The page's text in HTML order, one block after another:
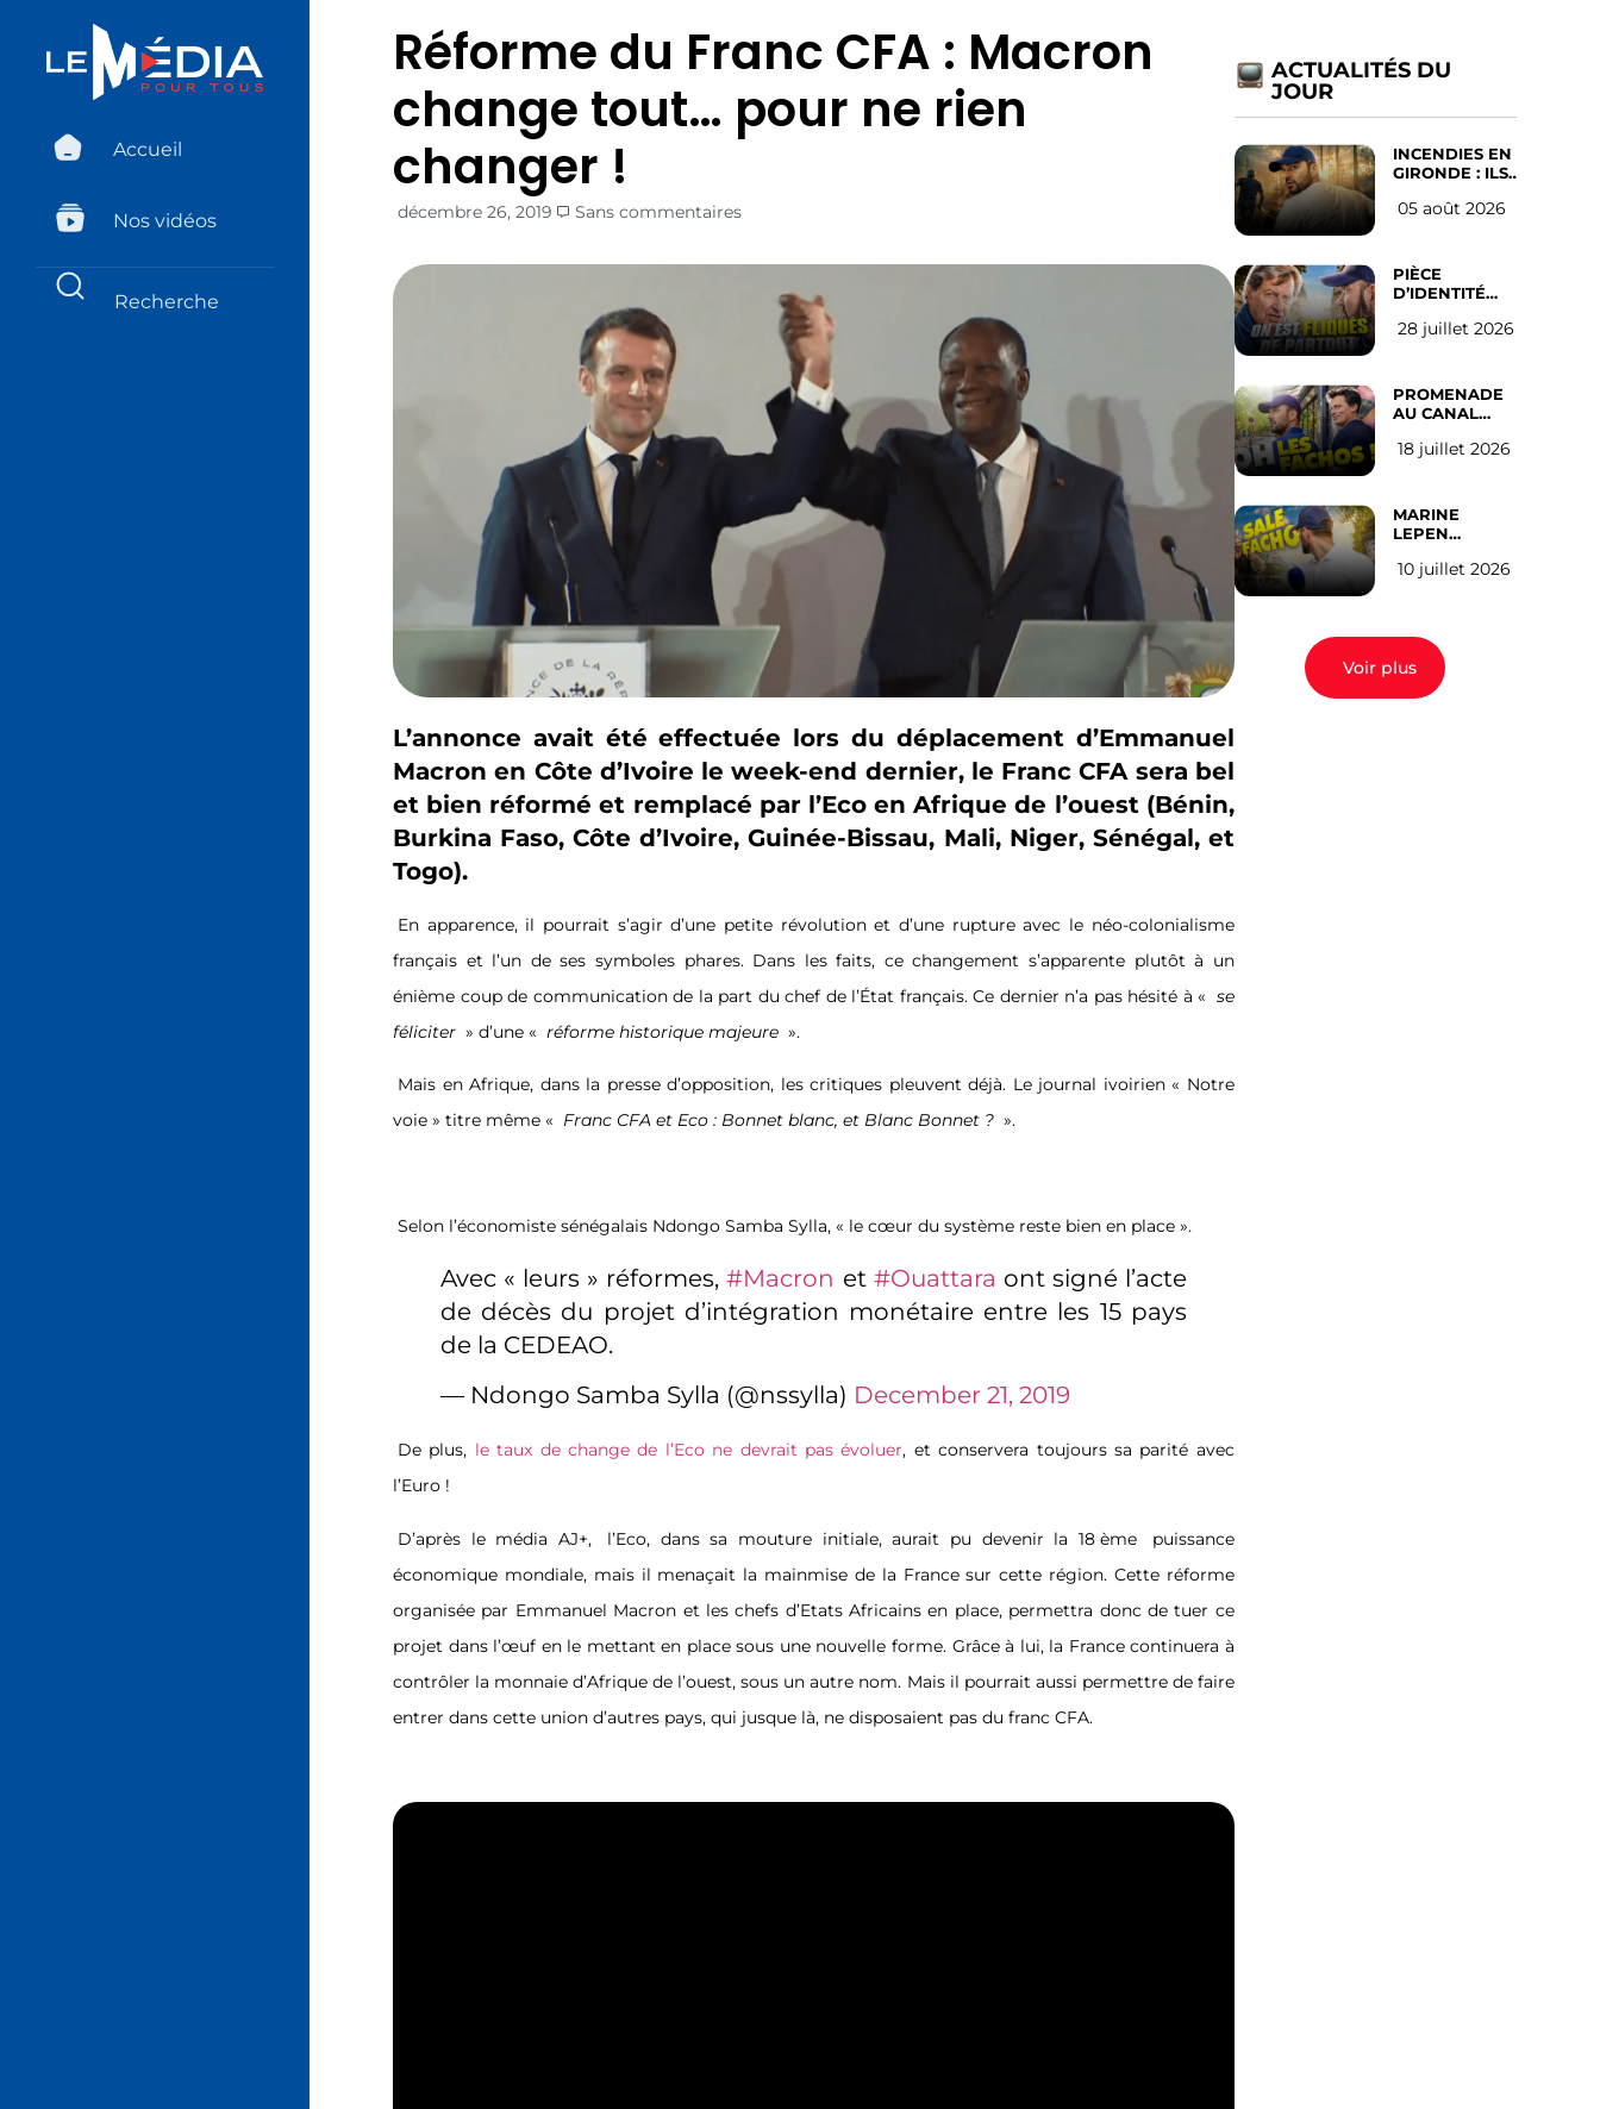
Accueil
Nos vidéos
Réforme du Franc CFA : Macron
change tout… pour ne rien
changer !
décembre 26, 2019 Sans commentaires
L’annonce avait été effectuée lors du déplacement d’Emmanuel
Macron en Côte d’Ivoire le week-end dernier, le Franc CFA sera bel
et bien réformé et remplacé par l’Eco en Afrique de l’ouest (Bénin,
Burkina Faso, Côte d’Ivoire, Guinée-Bissau, Mali, Niger, Sénégal, et
Togo).
En apparence, il pourrait s’agir d’une petite révolution et d’une rupture avec le néo-colonialisme
français et l’un de ses symboles phares. Dans les faits, ce changement s’apparente plutôt à un
énième coup de communication de la part du chef de l’État français. Ce dernier n’a pas hésité à « se
féliciter » d’une « réforme historique majeure ».
Mais en Afrique, dans la presse d’opposition, les critiques pleuvent déjà. Le journal ivoirien « Notre
voie » titre même « Franc CFA et Eco : Bonnet blanc, et Blanc Bonnet ? ».
Selon l’économiste sénégalais Ndongo Samba Sylla, « le cœur du système reste bien en place ».
Avec « leurs » réformes,#Macron et #Ouattara ont signé l’acte
de décès du projet d’intégration monétaire entre les 15 pays
de la CEDEAO.
— Ndongo Samba Sylla (@nssylla) December 21, 2019
De plus, le taux de change de l’Eco ne devrait pas évoluer, et conservera toujours sa parité avec
l’Euro !
D’après le média AJ+, l’Eco, dans sa mouture initiale, aurait pu devenir la 18 ème
puissance
économique mondiale, mais il menaçait la mainmise de la France sur cette région. Cette réforme
organisée par Emmanuel Macron et les chefs d’Etats Africains en place, permettra donc de tuer ce
projet dans l’œuf en le mettant en place sous une nouvelle forme. Grâce à lui, la France continuera à
contrôler la monnaie d’Afrique de l’ouest, sous un autre nom. Mais il pourrait aussi permettre de faire
entrer dans cette union d’autres pays, qui jusque là, ne disposaient pas du franc CFA.
ACTUALITÉS DU
JOUR
INCENDIES EN
GIRONDE : ILS
D’ABANDONNER
05 août 2026
PIÈCE
D’IDENTITÉ
SUR LES
l’avis des
Français
28 juillet 2026
PROMENADE
AU CANAL
(les gauchistes
18 juillet 2026
MARINE
LEPEN
EN 2027 : l’avis
10 juillet 2026
Voir plus